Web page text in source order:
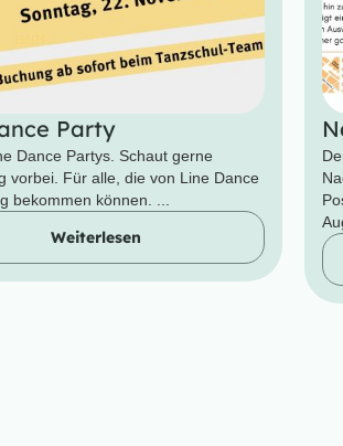
Party
Dance Partys. Schaut gerne
vorbei. Für alle, die von Line Dance
bekommen können. ...
Weiterlesen